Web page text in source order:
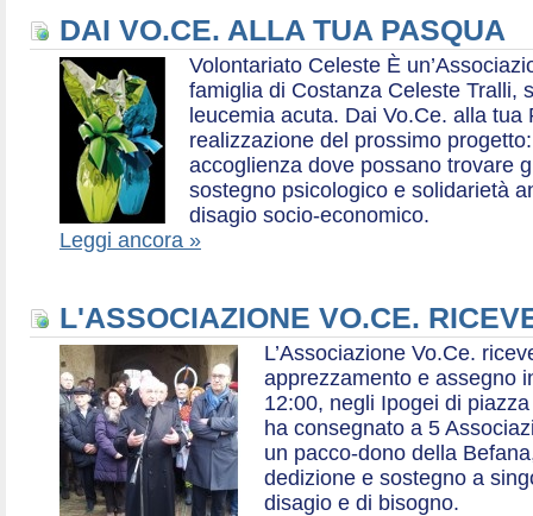
DAI VO.CE. ALLA TUA PASQUA
Volontariato Celeste È
famiglia di Costanza Celeste Tralli,
leucemia acuta. Dai Vo.Ce. alla tua
realizzazione del prossimo
accoglienza dove possano trovare
sostegno psicologico e solidarietà
disagio socio-economico.
Leggi ancora »
L'ASSOCIAZIONE VO.CE.
L’Associazione Vo.Ce.
apprezzamento e assegno
12:00, negli Ipogei di
ha consegnato a 5
un pacco-dono della
dedizione e sostegno a
disagio e di bisogno.